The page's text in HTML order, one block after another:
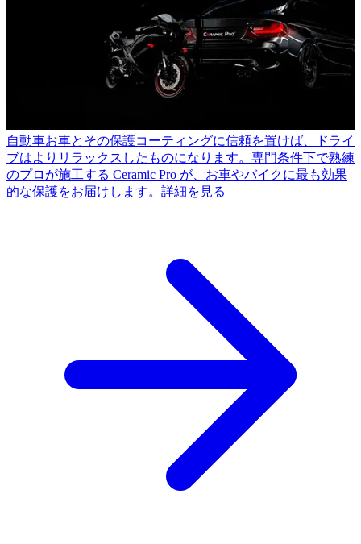
自動車お車とその保護コーティングに信頼を置けば、ドライ
ブはよりリラックスしたものになります。専門条件下で熟練
のプロが施工する Ceramic Pro が、お車やバイクに最も効果
的な保護をお届けします。 詳細を見る